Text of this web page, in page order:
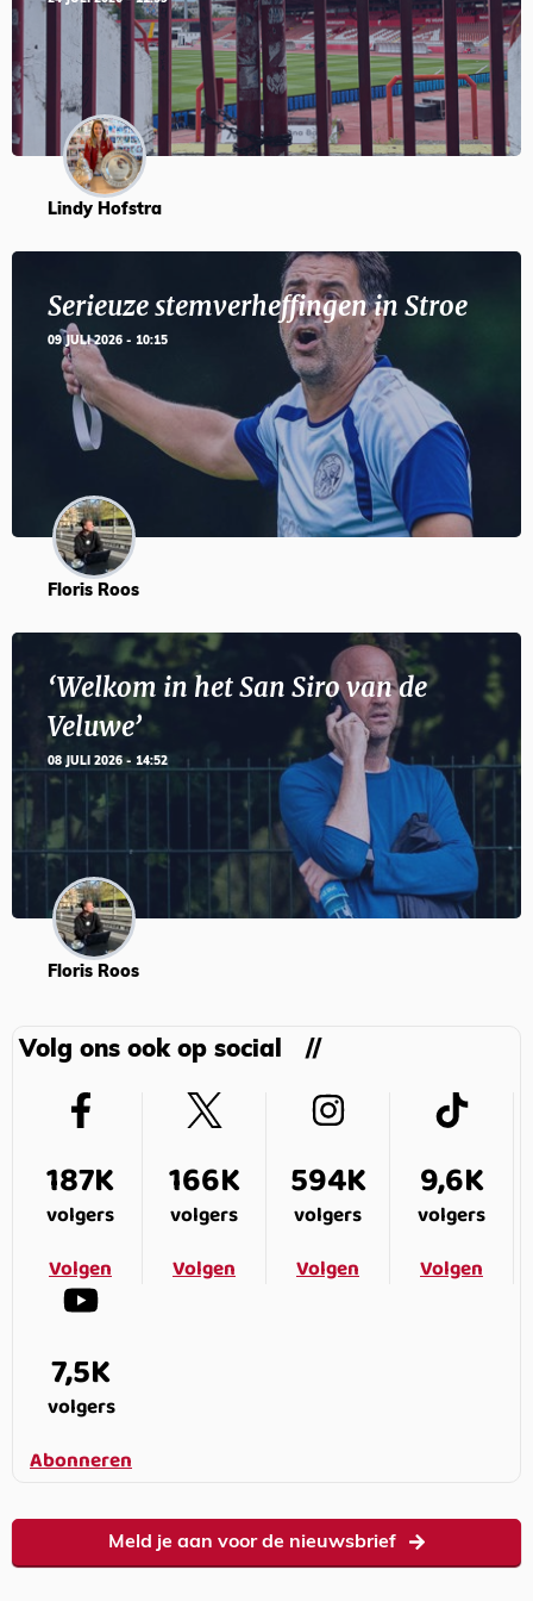
Lindy Hofstra
Serieuze stemverheffingen in Stroe
09 JULI 2026 - 10:15
Floris Roos
‘Welkom in het San Siro van de
Veluwe’
08 JULI 2026 - 14:52
Floris Roos
Volg ons ook op social
187K
volgers
Volgen
166K
volgers
Volgen
594K
volgers
Volgen
9,6K
volgers
Volgen
7,5K
volgers
Abonneren
Meld je aan voor de nieuwsbrief